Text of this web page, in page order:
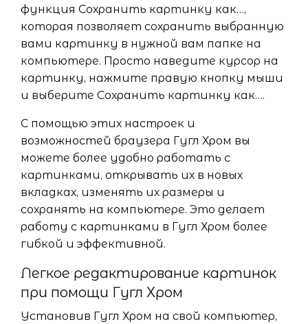
функция Сохранить картинку как…,
которая позволяет сохранить выбранную
вами картинку в нужной вам папке на
компьютере. Просто наведите курсор на
картинку, нажмите правую кнопку мыши
и выберите Сохранить картинку как….
С помощью этих настроек и
возможностей браузера Гугл Хром вы
можете более удобно работать с
картинками, открывать их в новых
вкладках, изменять их размеры и
сохранять на компьютере. Это делает
работу с картинками в Гугл Хром более
гибкой и эффективной.
Легкое редактирование картинок
при помощи Гугл Хром
Установив Гугл Хром на свой компьютер,